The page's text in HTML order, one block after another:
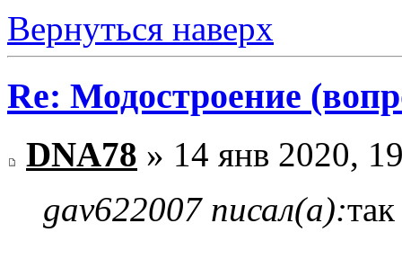
Вернуться наверх
Re: Модостроение
DNA78 » 14 янв 2020,
gav622007 писал(а):